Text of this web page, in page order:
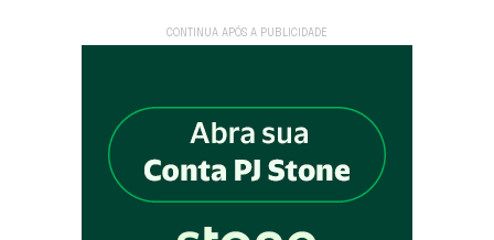
CONTINUA APÓS A PUBLICIDADE